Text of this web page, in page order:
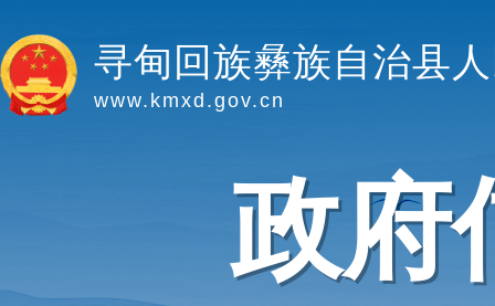
寻甸回族彝族自治县
www.kmxd.gov.cn
政府